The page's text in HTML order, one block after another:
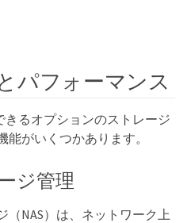
パフォーマンス
きるオプションのストレージ
がいくつかあります。
ジ管理
NAS）は、ネットワーク上